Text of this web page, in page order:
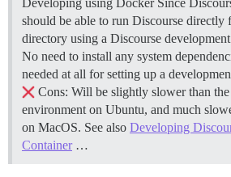
should be able to run Discourse directly
directory using a Discourse
No need to install any system
needed at all for setting up a
Cons: Will be slightly slower than
environment on Ubuntu, and much
on MacOS. See also Developing
Container…